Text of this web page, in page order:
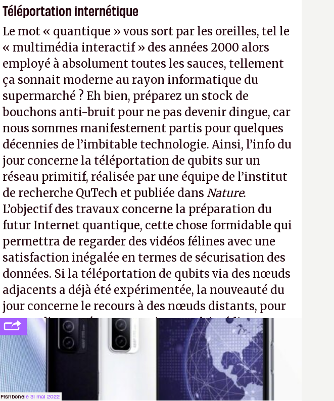
Téléportation internétique
Le mot « quantique » vous sort par les oreilles, tel le
« multimédia interactif » des années 2000 alors
employé à absolument toutes les sauces, tellement
ça sonnait moderne au rayon informatique du
supermarché ? Eh bien, préparez un stock de
bouchons anti-bruit pour ne pas devenir dingue, car
nous sommes manifestement partis pour quelques
décennies de l’imbitable technologie. Ainsi, l’info du
jour concerne la téléportation de qubits sur un
réseau primitif, réalisée par une équipe de l’institut
de recherche QuTech et publiée dans Nature.
L’objectif des travaux concerne la préparation du
futur Internet quantique, cette chose formidable qui
permettra de regarder des vidéos félines avec une
satisfaction inégalée en termes de sécurisation des
données. Si la téléportation de qubits via des nœuds
adjacents a déjà été expérimentée, la nouveauté du
jour concerne le recours à des nœuds distants, pour
ne pas dire un réseau quantique multimédia
interactif (avec l’option Péritel).
(http://cpc.cx/AH432N4- Crédit photo : QuTech /
Nature)
Fishbonele 31 mai 2022